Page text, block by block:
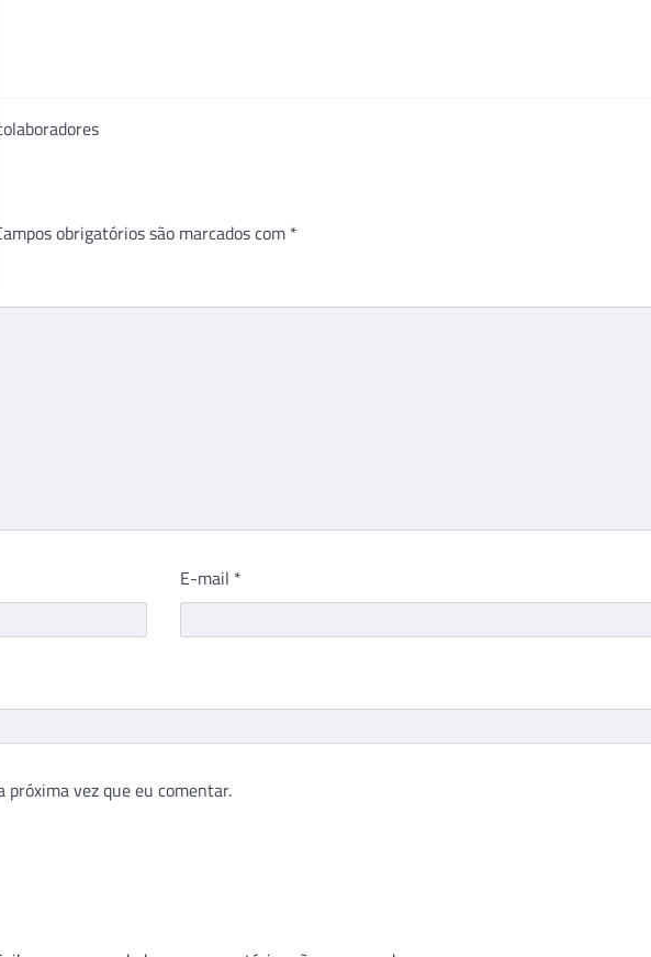
obrigatórios são marcados com *
E-mail *
próxima vez que eu comentar.